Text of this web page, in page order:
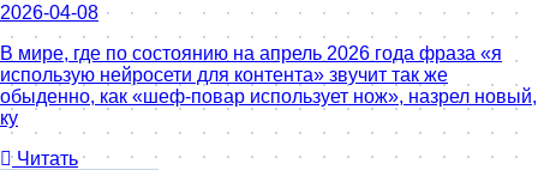
2026-04-08
В мире, где по состоянию на апрель 2026 года фраза «я
использую нейросети для контента» звучит так же
обыденно, как «шеф-повар использует нож», назрел новый,
ку
Читать